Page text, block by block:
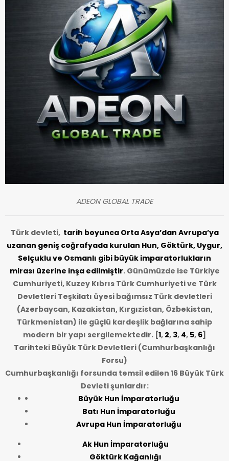
ADEON GLOBAL TRADE
Türk devleti, tarih boyunca Orta Asya’dan Avrupa’ya
uzanan geniş coğrafyada kurulan Hun, Göktürk, Uygur,
Selçuklu ve Osmanlı gibi büyük imparatorlukların
mirası üzerine inşa edilmiştir. Günümüzde ise Türkiye
Cumhuriyeti, Kuzey Kıbrıs Türk Cumhuriyeti ve Türk
Devletleri Teşkilatı üyesi bağımsız Türk devletleri
(Azerbaycan, Kazakistan, Kırgızistan, Özbekistan,
Türkmenistan) ile güçlü kardeşlik bağlarına sahip
modern bir yapı sergilemektedir. [1, 2, 3, 4, 5, 6]
Tarihteki Büyük Türk Devletleri (Cumhurbaşkanlığı
Forsu)
Cumhurbaşkanlığı forsunda temsil edilen 16 Büyük Türk
Devleti şunlardır:
Büyük Hun İmparatorluğu
Batı Hun İmparatorluğu
Avrupa Hun İmparatorluğu
Ak Hun İmparatorluğu
Göktürk Kağanlığı